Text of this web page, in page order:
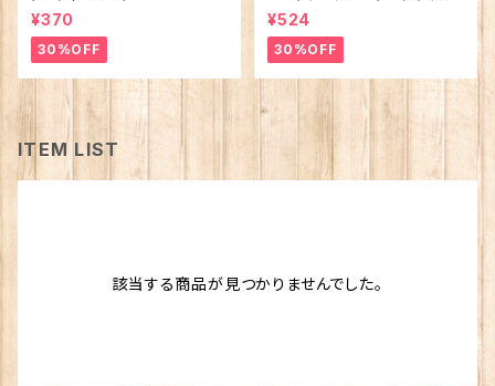
¥370
30%OFF
¥524
30%OFF
ITEM LIST
該当する商品が見つかりませんでした。